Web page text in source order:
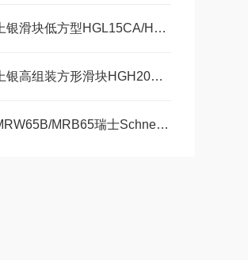
上银滑块低方型HGL15CA/HA，HGL25CA/HA
上银高组装方形滑块HGH20CA、HGH25CA
MRW65B/MRB65瑞士Schneeberger施耐博格滑块 导轨